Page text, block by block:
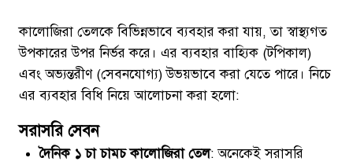
কালোজিরা তেলকে বিভিন্নভাবে ব্যবহার করা যায়, তা স্বাস্থ্যগত
উপকারের উপর নির্ভর করে। এর ব্যবহার বাহ্যিক (টপিকাল)
এবং অভ্যন্তরীণ (সেবনযোগ্য) উভয়ভাবে করা যেতে পারে। নিচে
এর ব্যবহার বিধি নিয়ে আলোচনা করা হলো:
সরাসরি সেবন
দৈনিক ১ চা চামচ কালোজিরা তেল: অনেকেই সরাসরি